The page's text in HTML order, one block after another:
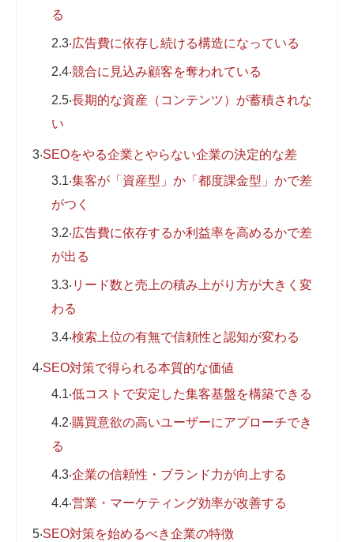
る
2.3広告費に依存し続ける構造になっている
2.4競合に見込み顧客を奪われている
2.5長期的な資産（コンテンツ）が蓄積されな
い
3SEOをやる企業とやらない企業の決定的な差
3.1集客が「資産型」か「都度課金型」かで差
がつく
3.2広告費に依存するか利益率を高めるかで差
が出る
3.3リード数と売上の積み上がり方が大きく変
わる
3.4検索上位の有無で信頼性と認知が変わる
4SEO対策で得られる本質的な価値
4.1低コストで安定した集客基盤を構築できる
4.2購買意欲の高いユーザーにアプローチでき
る
4.3企業の信頼性・ブランド力が向上する
4.4営業・マーケティング効率が改善する
5SEO対策を始めるべき企業の特徴